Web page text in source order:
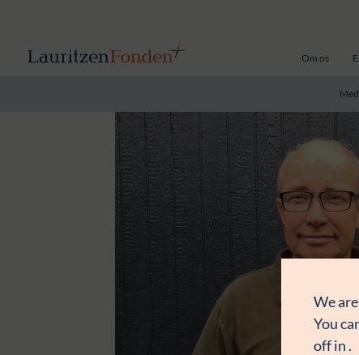
Om os
We
You
off in .